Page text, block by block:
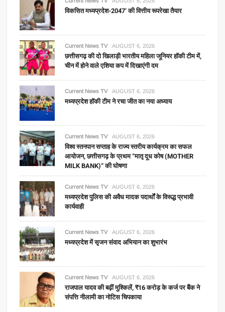
विकसित मध्यप्रदेश-2047’ की वित्तीय रूपरेखा तैयार
Current News TV AUGUST 6, 2026
छत्तीसगढ़ की दो खिलाड़ी भारतीय महिला जूनियर हॉकी टीम में,
चीन में होने वाले एशिया कप में दिखाएंगी दम
Current News TV AUGUST 6, 2026
मध्यप्रदेश हॉकी टीम ने रचा जीत का नया अध्याय
Current News TV AUGUST 6, 2026
विश्व स्तनपान सप्ताह के राज्य स्तरीय कार्यक्रम का सफल
आयोजन, छत्तीसगढ़ के प्रथम “मातृ दूध कोष (MOTHER
MILK BANK)” की घोषणा
Current News TV AUGUST 6, 2026
मध्यप्रदेश पुलिस की अवैध मादक पदार्थों के विरूद्ध प्रभावी
कार्यवाही
Current News TV AUGUST 6, 2026
मध्यप्रदेश में सृजन संवाद अभियान का शुभारंभ
Current News TV AUGUST 6, 2026
राजपाल यादव की बढ़ीं मुश्किलें, ₹16 करोड़ के कर्ज पर बैंक ने
संपत्ति नीलामी का नोटिस चिपकाया